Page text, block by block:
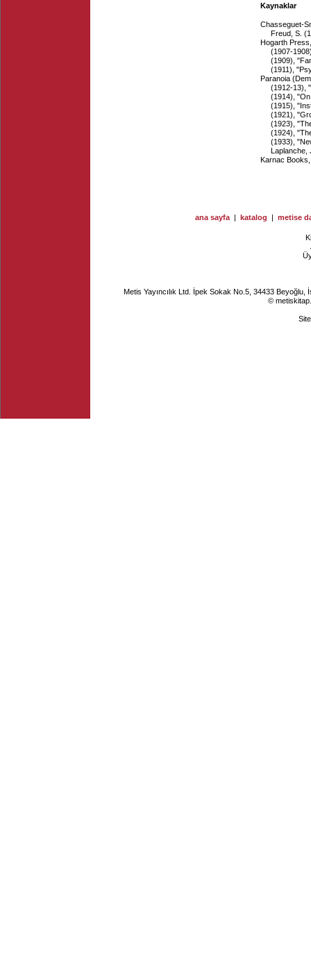
Kaynaklar
Chasseguet-
Freud, S.
Hogarth
(1907-
(1909),
(1911),
Paranoia
(1912-13),
(1914),
(1915),
(1921),
(1923),
(1924),
(1933),
Laplanche,
Karnac
ana sayfa | katalog | metise
Metis Yayıncılık Ltd. İpek Sokak No.5, 34433
©